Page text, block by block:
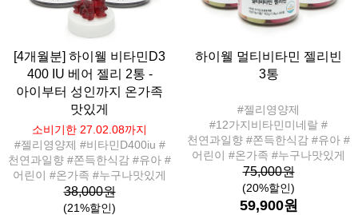
[4개월분] 하이웰 비타민D3
400 IU 베어 젤리 2통 -
아이부터 성인까지 온가족
맛있게
소비기한 27.02.08까지
#젤리영양제 #비타민D400iu #
천연과일향 #쫀득한식감 #유아 #
어린이 #온가족 #누구나맛있게
38,000원
(21%할인)
하이웰 멀티비타민 젤리빈
3통
#젤리영양제
#12가지비타민미네랄 #
천연과일향 #쫀득한식감 #유아 #
어린이 #온가족 #누구나맛있게
75,000원
(20%할인)
59,900원